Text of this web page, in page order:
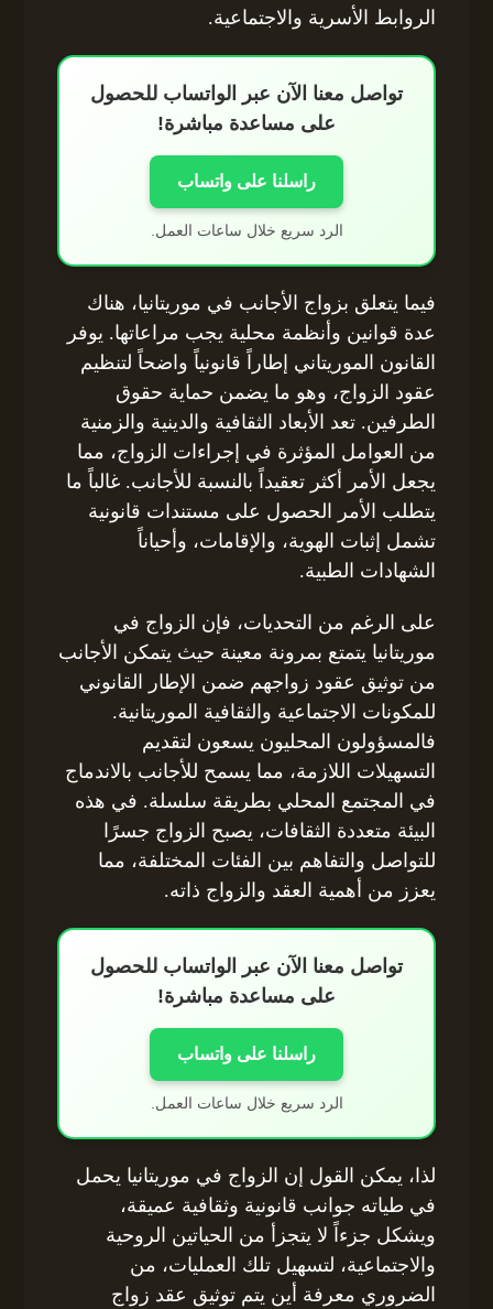
الروابط الأسرية والاجتماعية.
تواصل معنا الآن عبر الواتساب للحصول
على مساعدة مباشرة!
راسلنا على واتساب
الرد سريع خلال ساعات العمل.
فيما يتعلق بزواج الأجانب في موريتانيا، هناك
عدة قوانين وأنظمة محلية يجب مراعاتها. يوفر
القانون الموريتاني إطاراً قانونياً واضحاً لتنظيم
عقود الزواج، وهو ما يضمن حماية حقوق
الطرفين. تعد الأبعاد الثقافية والدينية والزمنية
من العوامل المؤثرة في إجراءات الزواج، مما
يجعل الأمر أكثر تعقيداً بالنسبة للأجانب. غالباً ما
يتطلب الأمر الحصول على مستندات قانونية
تشمل إثبات الهوية، والإقامات، وأحياناً
الشهادات الطبية.
على الرغم من التحديات، فإن الزواج في
موريتانيا يتمتع بمرونة معينة حيث يتمكن الأجانب
من توثيق عقود زواجهم ضمن الإطار القانوني
للمكونات الاجتماعية والثقافية الموريتانية.
فالمسؤولون المحليون يسعون لتقديم
التسهيلات اللازمة، مما يسمح للأجانب بالاندماج
في المجتمع المحلي بطريقة سلسلة. في هذه
البيئة متعددة الثقافات، يصبح الزواج جسرًا
للتواصل والتفاهم بين الفئات المختلفة، مما
يعزز من أهمية العقد والزواج ذاته.
تواصل معنا الآن عبر الواتساب للحصول
على مساعدة مباشرة!
راسلنا على واتساب
الرد سريع خلال ساعات العمل.
لذا، يمكن القول إن الزواج في موريتانيا يحمل
في طياته جوانب قانونية وثقافية عميقة،
ويشكل جزءاً لا يتجزأ من الحياتين الروحية
والاجتماعية، لتسهيل تلك العمليات، من
الضروري معرفة أين يتم توثيق عقد زواج